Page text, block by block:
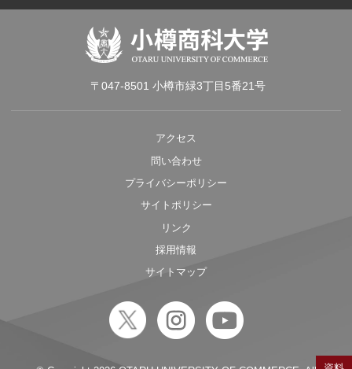
〒047-8501 小樽市緑3丁目5番21号
アクセス
問い合わせ
プライバシーポリシー
サイトポリシー
リンク
採用情報
サイトマップ